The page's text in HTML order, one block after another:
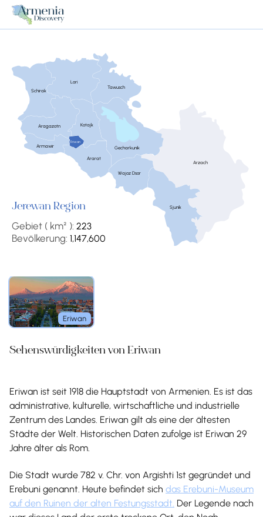
Schirak
Armawir
Aragazotn
Lori
Kotajk
Ararat
Tawusch
Gecharkunik
Wajoz Dsor
Sjunik
Eriwan
Arzach
Jerewan Region
Gebiet ( km² ): 223
Bevölkerung: 1,147,600
Sehenswürdigkeiten von Eriwan
Eriwan
Eriwan ist seit 1918 die Hauptstadt von Armenien. Es ist das
administrative, kulturelle, wirtschaftliche und industrielle
Zentrum des Landes. Eriwan gilt als eine der ältesten
Städte der Welt. Historischen Daten zufolge ist Eriwan 29
Jahre älter als Rom.
Die Stadt wurde 782 v. Chr. von Argishti 1st gegründet und
Erebuni genannt. Heute befindet sich das Erebuni-Museum
auf den Ruinen der alten Festungsstadt. Der Legende nach